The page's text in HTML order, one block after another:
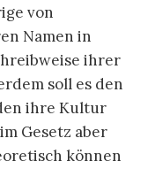
von
Namen in
ihrer
soll es den
ihre Kultur
Gesetz aber
können